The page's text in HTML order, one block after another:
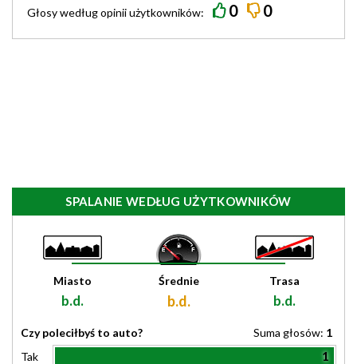
Głosy wedługopiniiużytkowników: 0 0
SPALANIE WEDŁUG UŻYTKOWNIKÓW
Miasto
b.d.
Średnie
b.d.
Trasa
b.d.
Czy poleciłbyś to auto? Suma głosów: 1
Tak
1